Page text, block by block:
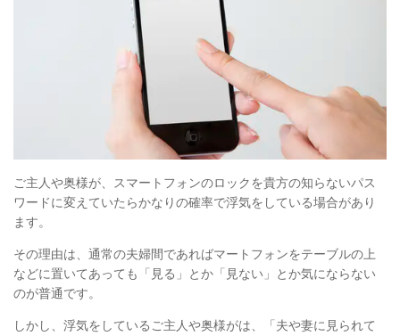
ご主人や奥様が、スマートフォンのロックを貴方の知らないパス
ワードに変えていたらかなりの確率で浮気をしている場合があり
ます。
その理由は、通常の夫婦間であればマートフォンをテーブルの上
などに置いてあっても「見る」とか「見ない」とか気にならない
のが普通です。
しかし、浮気をしているご主人や奥様がは、「夫や妻に見られて